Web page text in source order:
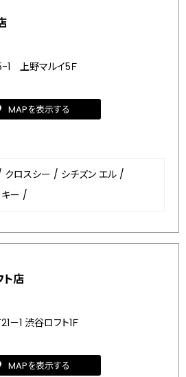
1 上野マルイ5Ｆ
MAPを表示する
クロスシー / シチズン エル /
キー /
店
1 渋谷ロフト1Ｆ
MAPを表示する